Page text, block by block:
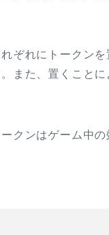
ぞれにトークン
また、置くこと
クンはゲーム中の